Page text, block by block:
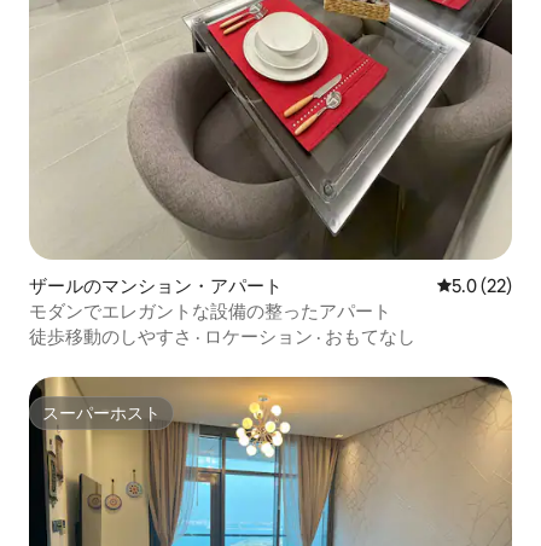
ザールのマンション・アパート レビュー22
5.0 (22)
モダンでエレガントな設備の整ったアパート
徒歩移動のしやすさ · ロケーション · おもてなし
スーパーホスト
スーパーホスト